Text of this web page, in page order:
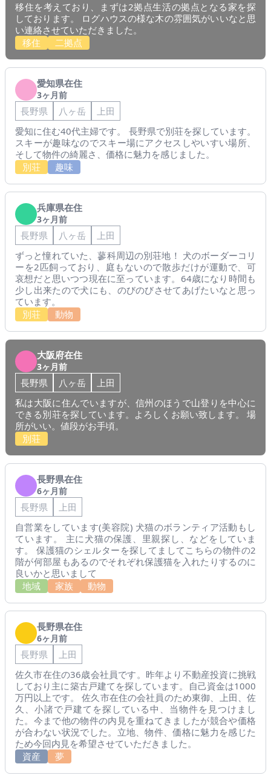
移住を考えており、まずは2拠点生活の拠点となる家を探
しております。 ログハウスの様な木の雰囲気がいいなと思
い連絡させていただきました。
移住
二拠点
愛知県在住
3ヶ月前
長野県 八ヶ岳
上田
愛知に住む40代主婦です。 長野県で別荘を探しています。
スキーが趣味なのでスキー場にアクセスしやいすい場所、
そして物件の綺麗さ、価格に魅力を感じました。
別荘
趣味
兵庫県在住
3ヶ月前
長野県 八ヶ岳
上田
ずっと憧れていた、蓼科周辺の別荘地！ 犬のボーダーコリ
ーを2匹飼っており、庭もないので散歩だけが運動で、可
哀想だと思いつつ現在に至っています。64歳になり時間も
少し出来たので犬にも、のびのびさせてあげたいなと思っ
ています。
別荘
動物
大阪府在住
3ヶ月前
長野県 八ヶ岳
上田
私は大阪に住んでいますが、信州のほうで山登りを中心に
できる別荘を探しています。よろしくお願い致します。 場
所がいい。値段がお手頃。
別荘
長野県在住
6ヶ月前
長野県
上田
自営業をしています(美容院) 犬猫のボランティア活動もし
ています。 主に犬猫の保護、里親探し、などをしていま
す。 保護猫のシェルターを探してましてこちらの物件の2
階が何部屋もあるのでそれぞれ保護猫を入れたりするのに
良いかと思いまして
地域
家族 動物
長野県在住
6ヶ月前
長野県
上田
佐久市在住の36歳会社員です。昨年より不動産投資に挑戦
しており主に築古戸建てを探しています。自己資金は1000
万円以上です。 佐久市在住の会社員のため東御、上田、佐
久、小諸で戸建てを探している中、当物件を見つけまし
た。今まで他の物件の内見を重ねてきましたが競合や価格
が合わない状況でした。立地、物件、価格に魅力を感じた
ため今回内見を希望させていただきました。
資産
夢